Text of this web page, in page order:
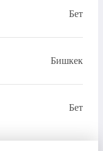
Бет
Бишкек
Бет